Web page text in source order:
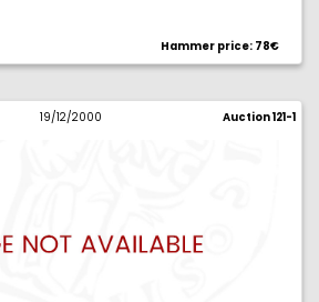
Hammer price: 78€
19/12/2000 Auction 121-1